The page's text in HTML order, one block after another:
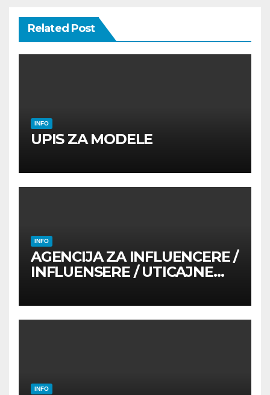
Related Post
INFO
UPIS ZA MODELE
INFO
AGENCIJA ZA INFLUENCERE /
INFLUENSERE / UTICAJNE
INFO